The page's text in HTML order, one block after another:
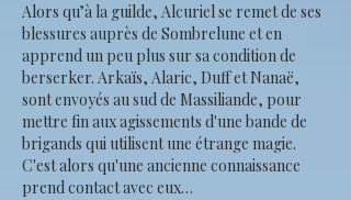
Alors qu’à la guilde, Alcuriel se remet de ses
blessures auprès de Sombrelune et en
apprend un peu plus sur sa condition de
berserker. Arkaïs, Alaric, Duff et Nanaë,
sont envoyés au sud de Massiliande, pour
mettre fin aux agissements d'une bande de
brigands qui utilisent une étrange magie.
C'est alors qu'une ancienne connaissance
prend contact avec eux…